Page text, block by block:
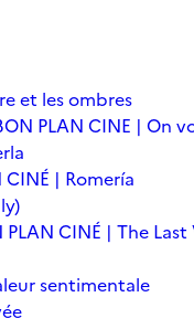
et les ombres
PLAN CINE | On
CINÉ | Romería
PLAN CINÉ | The
sentimentale